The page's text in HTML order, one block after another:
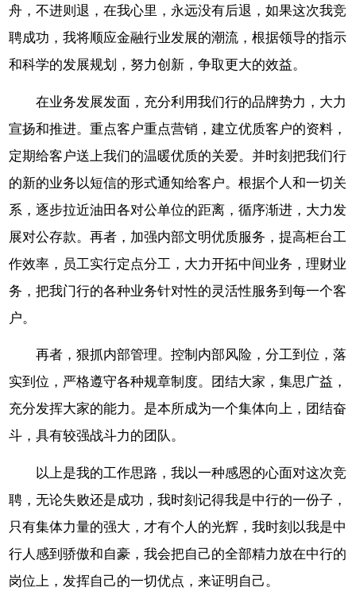
舟，不进则退，在我心里，永远没有后退，如果这次我竞
聘成功，我将顺应金融行业发展的潮流，根据领导的指示
和科学的发展规划，努力创新，争取更大的效益。
在业务发展发面，充分利用我们行的品牌势力，大力
宣扬和推进。重点客户重点营销，建立优质客户的资料，
定期给客户送上我们的温暖优质的关爱。并时刻把我们行
的新的业务以短信的形式通知给客户。根据个人和一切关
系，逐步拉近油田各对公单位的距离，循序渐进，大力发
展对公存款。再者，加强内部文明优质服务，提高柜台工
作效率，员工实行定点分工，大力开拓中间业务，理财业
务，把我门行的各种业务针对性的灵活性服务到每一个客
户。
再者，狠抓内部管理。控制内部风险，分工到位，落
实到位，严格遵守各种规章制度。团结大家，集思广益，
充分发挥大家的能力。是本所成为一个集体向上，团结奋
斗，具有较强战斗力的团队。
以上是我的工作思路，我以一种感恩的心面对这次竞
聘，无论失败还是成功，我时刻记得我是中行的一份子，
只有集体力量的强大，才有个人的光辉，我时刻以我是中
行人感到骄傲和自豪，我会把自己的全部精力放在中行的
岗位上，发挥自己的一切优点，来证明自己。